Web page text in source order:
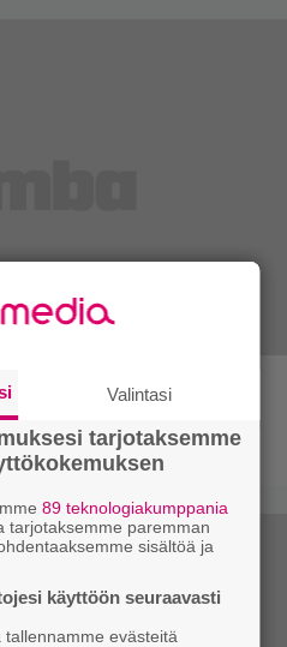
kiinni jäänyt
spraypullo
ei kiinnosta
Valintasi
tarjotaksemme
89 teknologiakumppania
tarjotaksemme paremman
sisältöä ja
käyttöön seuraavasti
evästeitä